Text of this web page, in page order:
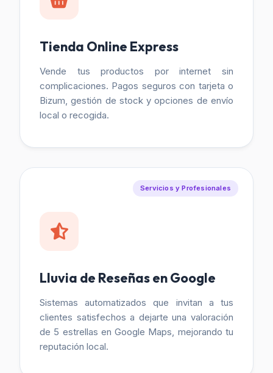
Tienda Online Express
Vende tus productos por internet sin
complicaciones. Pagos seguros con tarjeta o
Bizum, gestión de stock y opciones de envío
local o recogida.
Servicios y Profesionales
Lluvia de Reseñas en Google
Sistemas automatizados que invitan a tus
clientes satisfechos a dejarte una valoración
de 5 estrellas en Google Maps, mejorando tu
reputación local.